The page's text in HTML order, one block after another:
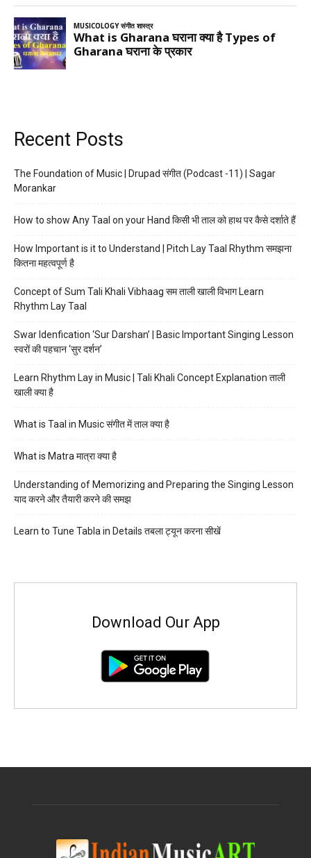
Recent Posts
The Foundation of Music | Drupad संगीत (Podcast -11) | Sagar
Morankar
How to show Any Taal on your Hand किसी भी ताल को हाथ पर कैसे दर्शाते हैं
How Important is it to Understand | Pitch Lay Taal Rhythm समझना
कितना महत्वपूर्ण है
Concept of Sum Tali Khali Vibhaag सम ताली खाली विभाग Learn
Rhythm Lay Taal
Swar Idenfication ‘Sur Darshan’ | Basic Important Singing Lesson
स्वरों की पहचान ‘सुर दर्शन’
Learn Rhythm Lay in Music | Tali Khali Concept Explanation ताली
खाली क्या है
What is Taal in Music संगीत में ताल क्या है
What is Matra मात्रा क्या है
Understanding of Memorizing and Preparing the Singing Lesson
याद करने और तैयारी करने की समझ
Learn to Tune Tabla in Details तबला ट्यून करना सीखें
Download Our App